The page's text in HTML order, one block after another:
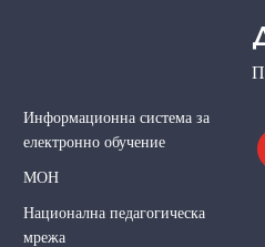
Информационна система за
електронно обучение
МОН
Национална педагогическа
мрежа